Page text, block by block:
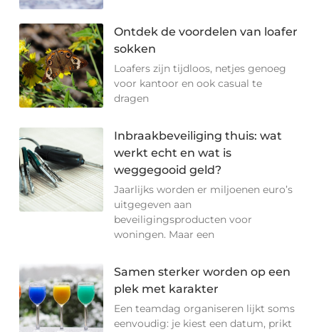
Ontdek de voordelen van loafer
sokken
Loafers zijn tijdloos, netjes genoeg
voor kantoor en ook casual te
dragen
Inbraakbeveiliging thuis: wat
werkt echt en wat is
weggegooid geld?
Jaarlijks worden er miljoenen euro’s
uitgegeven aan
beveiligingsproducten voor
woningen. Maar een
Samen sterker worden op een
plek met karakter
Een teamdag organiseren lijkt soms
eenvoudig: je kiest een datum, prikt